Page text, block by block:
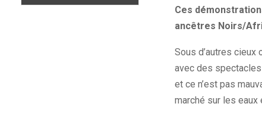
Ces
ancêtres Noirs/
Sous d’autres cieux
avec des
et ce n’est pas
marché sur les